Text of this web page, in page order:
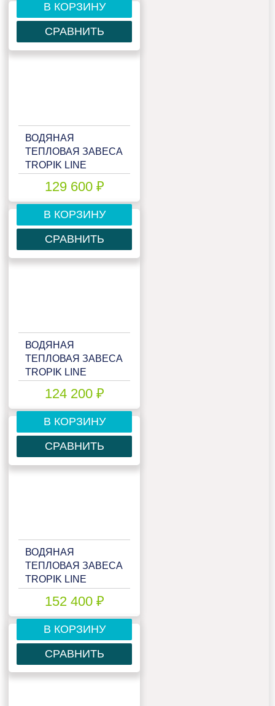
В КОРЗИНУ
СРАВНИТЬ
ВОДЯНАЯ
ТЕПЛОВАЯ ЗАВЕСА
TROPIK LINE
129 600 ₽
В КОРЗИНУ
СРАВНИТЬ
ВОДЯНАЯ
ТЕПЛОВАЯ ЗАВЕСА
TROPIK LINE
124 200 ₽
В КОРЗИНУ
СРАВНИТЬ
ВОДЯНАЯ
ТЕПЛОВАЯ ЗАВЕСА
TROPIK LINE
152 400 ₽
В КОРЗИНУ
СРАВНИТЬ